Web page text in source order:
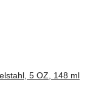
5 OZ, 148 ml